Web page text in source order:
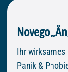
Novego
Ihr wirksames
Panik &